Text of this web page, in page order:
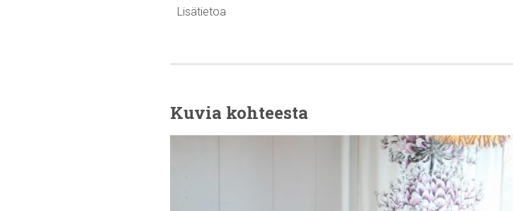
Lisätietoa
Kuvia kohteesta